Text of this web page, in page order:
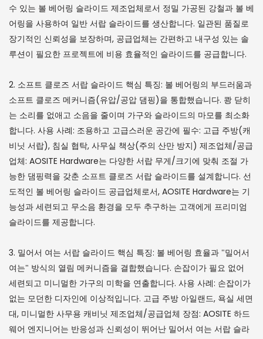
수 있는 볼 베어링 슬라이드 제조업체로서 정밀 가공된 강철과 볼 베
어링을 사용하여 일반 서랍 슬라이드를 생산합니다. 일관된 품질로
장기적인 신뢰성을 보장하며, 공급업체는 간편하고 내구성 있는 솔
루션이 필요한 프로젝트에 비용 효율적인 슬라이드를 공급합니다.
2. 소프트 클로즈 서랍 슬라이드 핵심 특징: 볼 베어링의 부드러움과
소프트 클로즈 메커니즘(유압/공압 댐핑)을 통합했습니다. 쾅 닫히
는 소리를 없애고 소음을 줄이며 가구와 슬라이드의 마모를 최소화
합니다. 사용 사례: 조용하고 고급스러운 공간에 필수: 고급 주방(캐
비닛 서랍), 침실 협탁, 사무실 책상(주의 산만 방지) 제조업체/공급
업체: AOSITE Hardware는 다양한 서랍 무게/크기에 맞춰 조절 가
능한 댐핑력을 갖춘 소프트 클로즈 서랍 슬라이드를 설계합니다. 선
도적인 볼 베어링 슬라이드 공급업체로서, AOSITE Hardware는 기
능성과 세련되고 무소음 환경을 모두 추구하는 고객에게 프리미엄
슬라이드를 제공합니다.
3. 밀어서 여는 서랍 슬라이드 핵심 특징: 볼 베어링 효율과 "밀어서
여는" 방식의 열림 메커니즘을 결합했습니다. 손잡이가 필요 없어
세련되고 미니멀한 가구의 미학을 연출합니다. 사용 사례: 손잡이가
없는 모던한 디자인에 이상적입니다. 고급 주방 아일랜드, 욕실 세면
대, 미니멀한 사무용 캐비닛 제조업체/공급업체 장점: AOSITE 하드
웨어 엔지니어는 반응성과 신뢰성이 뛰어난 밀어서 여는 서랍 슬라